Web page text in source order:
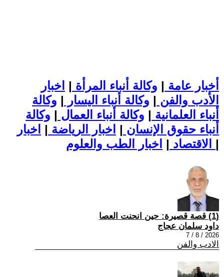
أخبار عامة | وكالة أنباء المرأة | اخبار
الأدب والفن | وكالة أنباء اليسار | وكالة
أنباء العلمانية | وكالة أنباء العمال | وكالة
أنباء حقوق الإنسان | اخبار الرياضة | اخبار
الاقتصاد | |
(1) قصة قصيرة: حين انحنت العصا
داود سلمان عجاج
2026 / 8 / 7
الادب والفن